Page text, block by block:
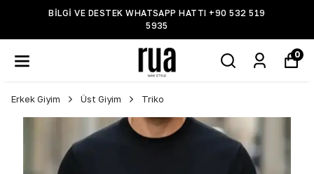
BİLGİ VE DESTEK WHATSAPP HATTI +90 532 519
5935
0
Erkek Giyim Üst Giyim Triko